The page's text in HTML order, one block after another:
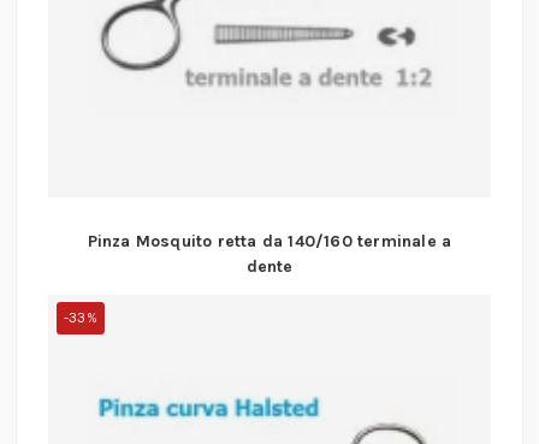
Pinza Mosquito retta da 140/160 terminale a
dente
-33%